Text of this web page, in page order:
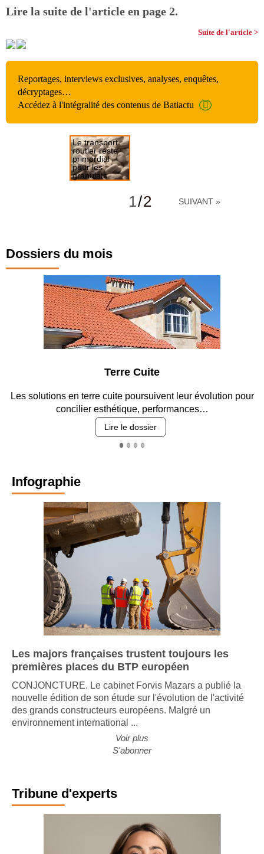
Lire la suite de l'article en page 2.
Suite de l'article >
Reportages, interviews exclusives, analyses, enquêtes,
décryptages…
Accédez à l'intégralité des contenus de Batiactu
Le transport
routier reste
primordial
pour les
granulats
1/2 SUIVANT »
Dossiers du mois
Entre circulation, sécurisation des accès, durabilité des
revêtements et intégration…
Lire le dossier
Infographie
Les majors françaises trustent toujours les
premières places du BTP européen
CONJONCTURE. Le cabinet Forvis Mazars a publié la
nouvelle édition de son étude sur l'évolution de l'activité
des grands constructeurs européens. Malgré un
environnement international ...
Voir plus
S'abonner
Tribune d'experts